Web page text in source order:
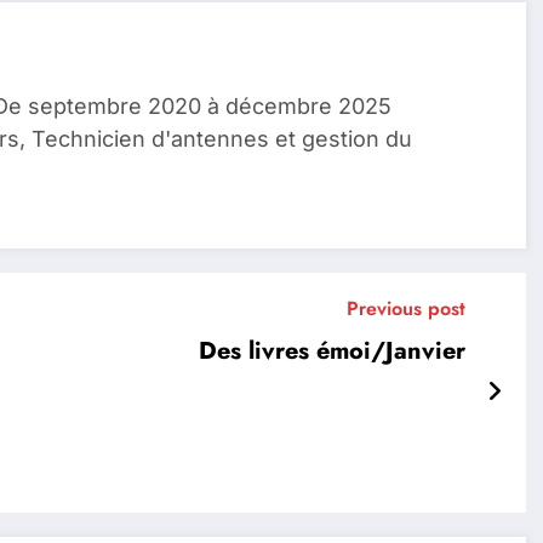
septembre 2020 à décembre 2025
Technicien d'antennes et gestion du
Previous post
Des livres émoi/Janvier